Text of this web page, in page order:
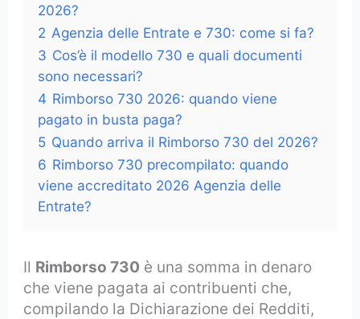
2026?
2 Agenzia delle Entrate e 730: come si fa?
3 Cos’è il modello 730 e quali documenti
sono necessari?
4 Rimborso 730 2026: quando viene
pagato in busta paga?
5 Quando arriva il Rimborso 730 del 2026?
6 Rimborso 730 precompilato: quando
viene accreditato 2026 Agenzia delle
Entrate?
Il Rimborso 730 è una somma in denaro
che viene pagata ai contribuenti che,
compilando la Dichiarazione dei Redditi,